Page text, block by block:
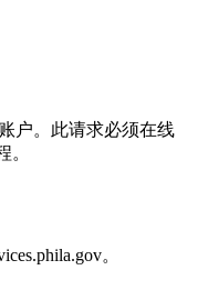
户。此请求必须在线
。
。